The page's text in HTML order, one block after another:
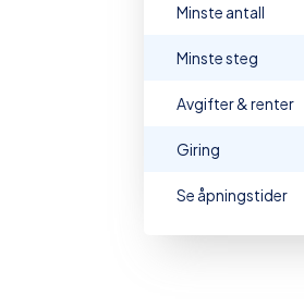
Minste antall
Minste steg
Avgifter & renter
Giring
Se åpningstider